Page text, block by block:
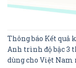
Thông báo Kết quả
Anh trình độ bậc 3
dùng cho Việt Nam